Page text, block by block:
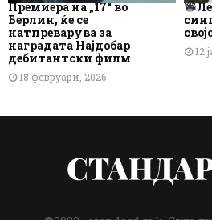
Премиера на „17“ во
Берлин, ќе се
натпреварува за
наградата Најдобар
дебитантски филм
18 февруари, 2026
12